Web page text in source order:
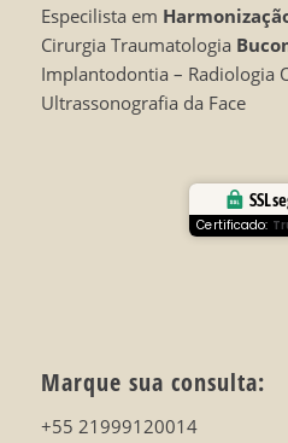
Especilista em
Cirurgia Traumatologia
Implantodontia – Radiologia
Ultrassonografia da Face
SSL
Certificado:
Marque sua consulta:
+55 21999120014